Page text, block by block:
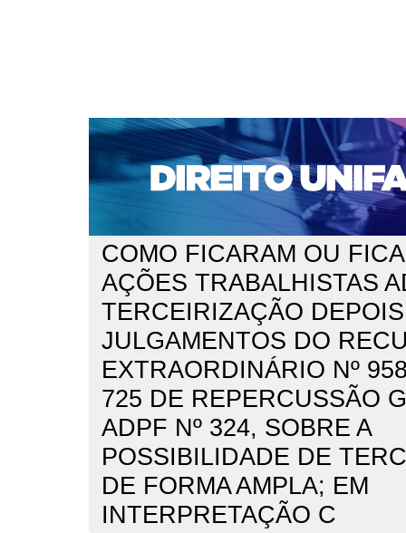
CAPA SOBRE ACESSO CADASTRO
NOTÍCIAS
EDIÇÕES DE Nº 1 A 100 WEBMAIL
Capa>n. 270 (2022) > Andrade Araujo
COMO FICARAM OU
AÇÕES TRABALHISTAS
TERCEIRIZAÇÃO
JULGAMENTOS DO
EXTRAORDINÁRIO Nº
725 DE REPERCUSSÃO
ADPF Nº 324, SOBRE A
POSSIBILIDADE DE
DE FORMA AMPLA; EM
INTERPRETAÇÃO C